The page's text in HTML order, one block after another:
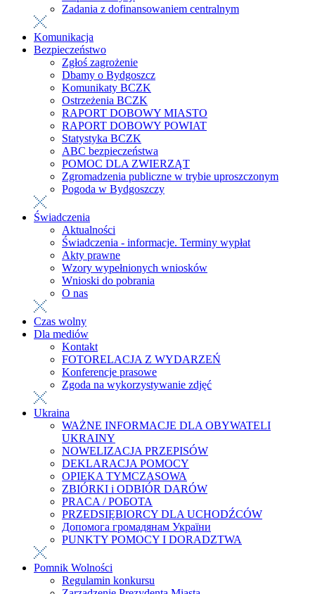
Zadania z dofinansowaniem centralnym
Komunikacja
Bezpieczeństwo
Zgłoś zagrożenie
Dbamy o Bydgoszcz
Komunikaty BCZK
Ostrzeżenia BCZK
RAPORT DOBOWY MIASTO
RAPORT DOBOWY POWIAT
Statystyka BCZK
ABC bezpieczeństwa
POMOC DLA ZWIERZĄT
Zgromadzenia publiczne w trybie uproszczonym
Pogoda w Bydgoszczy
Świadczenia
Aktualności
Świadczenia - informacje. Terminy wypłat
Akty prawne
Wzory wypełnionych wniosków
Wnioski do pobrania
O nas
Czas wolny
Dla mediów
Kontakt
FOTORELACJA Z WYDARZEŃ
Konferencje prasowe
Zgoda na wykorzystywanie zdjęć
Ukraina
WAŻNE INFORMACJE DLA OBYWATELI
UKRAINY
NOWELIZACJA PRZEPISÓW
DEKLARACJA POMOCY
OPIEKA TYMCZASOWA
ZBIÓRKI i ODBIÓR DARÓW
PRACA / РОБОТА
PRZEDSIĘBIORCY DLA UCHODŹCÓW
Допомога громадянам України
PUNKTY POMOCY I DORADZTWA
Pomnik Wolności
Regulamin konkursu